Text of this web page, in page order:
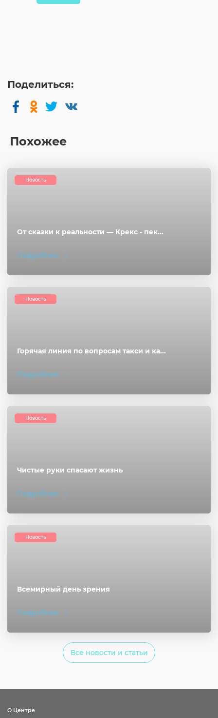
Поделиться:
Похожее
От сказки к реальности — Крекс - пек...
Подробнее
Новость
Горячая линия по вопросам такси и ка...
Подробнее
Новость
Чистые руки спасают жизнь
Подробнее
Новость
Всемирный день зрения
Подробнее
Новость
Все новости и статьи
О Центре